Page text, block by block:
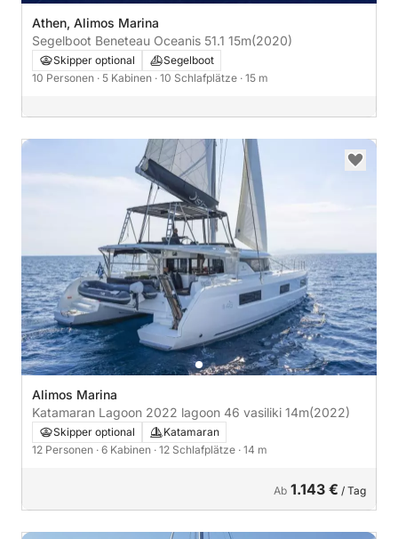
Athen, Alimos Marina
Segelboot Beneteau Oceanis 51.1 15m(2020)
Skipper optional
Segelboot
10 Personen · 5 Kabinen · 10 Schlafplätze · 15 m
Alimos Marina
Katamaran Lagoon 2022 lagoon 46 vasiliki 14m(2022)
Skipper optional
Katamaran
12 Personen · 6 Kabinen · 12 Schlafplätze · 14 m
Ab 1.143 € / Tag